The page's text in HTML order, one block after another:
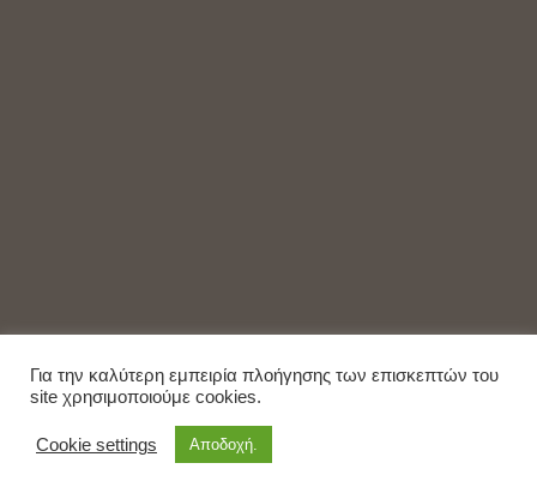
Για την καλύτερη εμπειρία πλοήγησης των επισκεπτών του
site χρησιμοποιούμε cookies.
Cookie settings Αποδοχή.